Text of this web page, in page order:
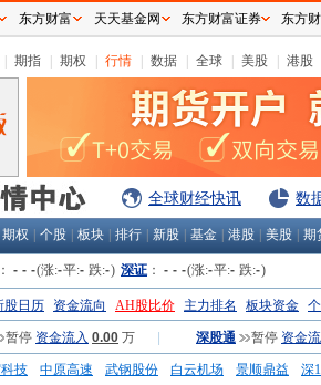
期指 期权 行情 数据 全球 美股 港股
全球财经快讯 数
期权 个股 板块 排行 新股 基金 港股 美股 期
： - - -(涨:-平:- 跌:-) 深证 ： - - -(涨:-平:- 跌:-)
股日历 资金流向 AH股比价 主力排名 板块资金
暂停 资金流入 0.00 万 深股通 暂停 资金
技 中原高速 武钢股份 白云机场 景顺鼎益
深
东方财富 天天基金网 东方财富证券 东方